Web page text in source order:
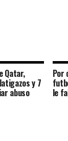
Qatar,
y 7
abuso
Por
le